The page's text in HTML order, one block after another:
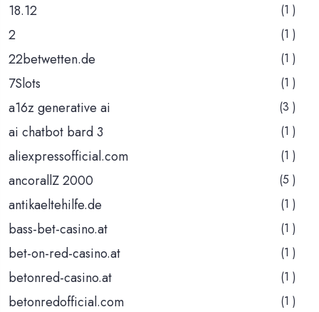
18.12 (1 )
2 (1 )
22betwetten.de (1 )
7Slots (1 )
a16z generative ai (3 )
ai chatbot bard 3 (1 )
aliexpressofficial.com (1 )
ancorallZ 2000 (5 )
antikaeltehilfe.de (1 )
bass-bet-casino.at (1 )
bet-on-red-casino.at (1 )
betonred-casino.at (1 )
betonredofficial.com (1 )